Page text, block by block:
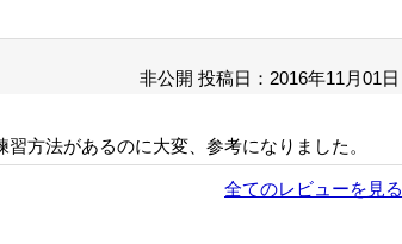
非公開 投稿日：2016年11月01日
方法があるのに大変、参考になりました。
全てのレビューを見る